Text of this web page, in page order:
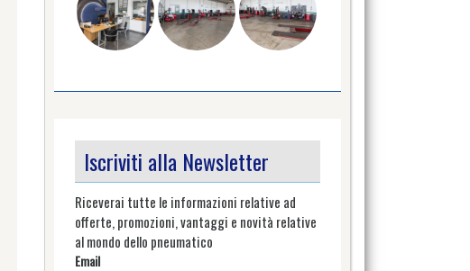
Iscriviti alla Newsletter
Riceverai tutte le informazioni relative ad
offerte, promozioni, vantaggi e novità relative
al mondo dello pneumatico
Email